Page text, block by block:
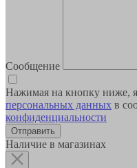
Сообщение
Нажимая на кнопку ниже,
персональных данных в
конфиденциальности
Наличие в магазинах